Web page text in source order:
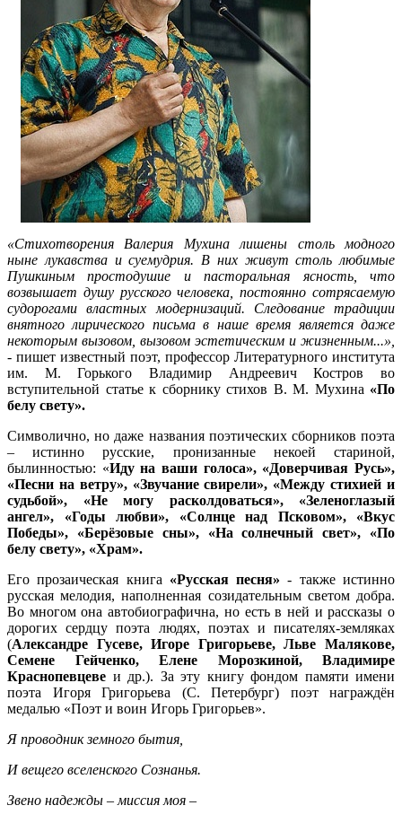
«Стихотворения Валерия Мухина лишены столь модного
ныне лукавства и суемудрия. В них живут столь любимые
Пушкиным простодушие и пасторальная ясность, что
возвышает душу русского человека, постоянно сотрясаемую
судорогами властных модернизаций. Следование традиции
внятного лирического письма в наше время является даже
некоторым вызовом, вызовом эстетическим и жизненным...»,
- пишет известный поэт, профессор Литературного института
им. М. Горького Владимир Андреевич Костров во
вступительной статье к сборнику стихов В. М. Мухина «По
белу свету».
Символично, но даже названия поэтических сборников поэта
– истинно русские, пронизанные некоей стариной,
былинностью: «Иду на ваши голоса», «Доверчивая Русь»,
«Песни на ветру», «Звучание свирели», «Между стихией и
судьбой», «Не могу расколдоваться», «Зеленоглазый
ангел», «Годы любви», «Солнце над Псковом», «Вкус
Победы», «Берёзовые сны», «На солнечный свет», «По
белу свету», «Храм».
Его прозаическая книга «Русская песня» - также истинно
русская мелодия, наполненная созидательным светом добра.
Во многом она автобиографична, но есть в ней и рассказы о
дорогих сердцу поэта людях, поэтах и писателях-земляках
(Александре Гусеве, Игоре Григорьеве, Льве Малякове,
Семене Гейченко, Елене Морозкиной, Владимире
Краснопевцеве и др.). За эту книгу фондом памяти имени
поэта Игоря Григорьева (С. Петербург) поэт награждён
медалью «Поэт и воин Игорь Григорьев».
Я проводник земного бытия,
И вещего вселенского Сознанья.
Звено надежды – миссия моя –